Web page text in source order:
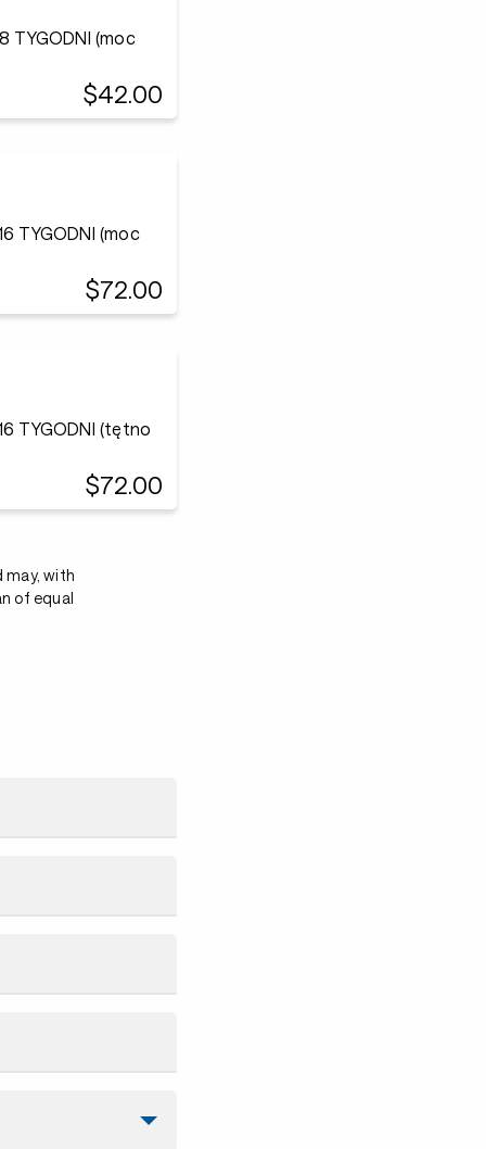
TYGODNI (moc
$42.00
TYGODNI (moc
$72.00
TYGODNI (tętno
$72.00
may, with
of equal